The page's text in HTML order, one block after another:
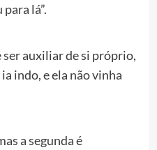
para lá”.
auxiliar de si próprio,
indo, e ela não vinha
a segunda é